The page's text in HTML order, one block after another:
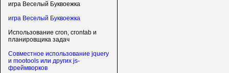
игра Веселый Буквоежка
игра Веселый Буквоежка
Использование cron, crontab и
планировщика задач
Совместное использование jquery
и mootools или других js-
фреймворков